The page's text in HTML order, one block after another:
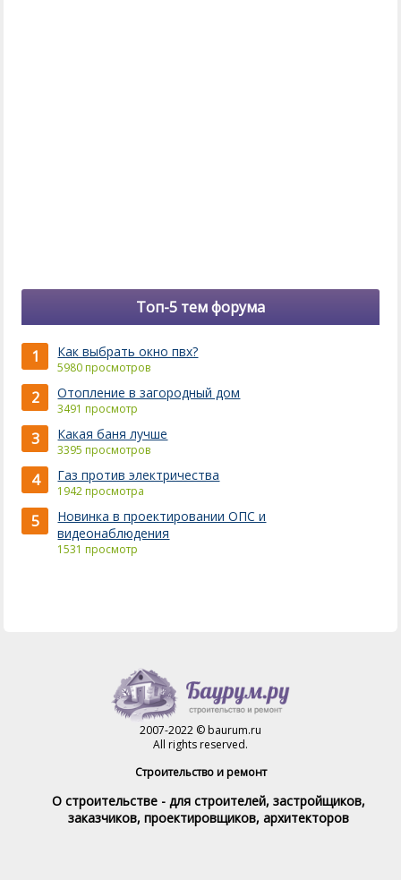
Топ-5 тем форума
1 Как выбрать окно пвх?
5980 просмотров
2 Отопление в загородный дом
3491 просмотр
3 Какая баня лучше
3395 просмотров
4 Газ против электричества
1942 просмотра
5
Новинка в проектировании ОПС и
видеонаблюдения
1531 просмотр
2007-2022 © baurum.ru
All rights reserved.
Строительство и ремонт
О строительстве - для строителей, застройщиков,
заказчиков, проектировщиков, архитекторов